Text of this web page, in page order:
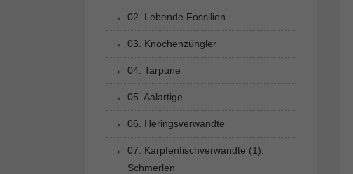
02. Lebende Fossilien
03. Knochenzüngler
04. Tarpune
05. Aalartige
06. Heringsverwandte
07. Karpfenfischverwandte (1):
Schmerlen